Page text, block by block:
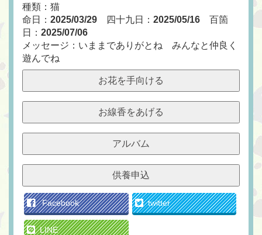
種類：猫
命日： 2025/03/29 四十九日： 2025/05/16 百箇
日： 2025/07/06
メッセージ：いままでありがとね みんなと仲良く
遊んでね
お花を手向ける
お線香をあげる
アルバム
供養申込
Facebook twitter
LINE